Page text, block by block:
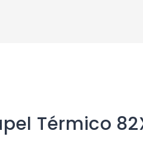
Térmico